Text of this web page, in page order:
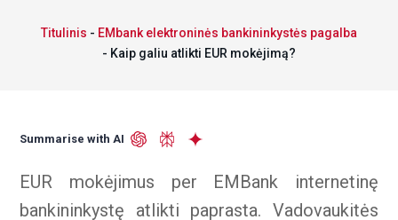
Titulinis - EMbank elektroninės bankininkystės pagalba
- Kaip galiu atlikti EUR mokėjimą?
Summarise with AI
EUR mokėjimus per EMBank internetinę
bankininkystę atlikti paprasta. Vadovaukitės